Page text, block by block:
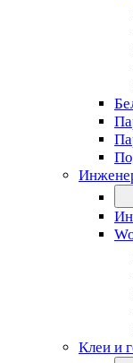
Клеи и